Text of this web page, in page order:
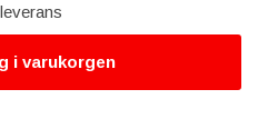
i varukorgen